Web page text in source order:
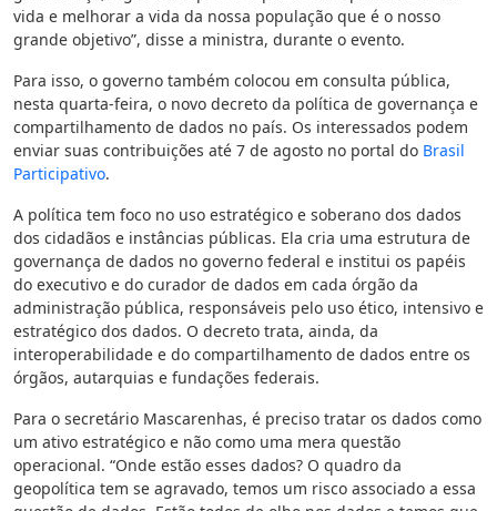
vida e melhorar a vida da nossa população que é o nosso
grande objetivo”, disse a ministra, durante o evento.
Para isso, o governo também colocou em consulta pública,
nesta quarta-feira, o novo decreto da política de governança e
compartilhamento de dados no país. Os interessados podem
enviar suas contribuições até 7 de agosto no portal do Brasil
Participativo.
A política tem foco no uso estratégico e soberano dos dados
dos cidadãos e instâncias públicas. Ela cria uma estrutura de
governança de dados no governo federal e institui os papéis
do executivo e do curador de dados em cada órgão da
administração pública, responsáveis pelo uso ético, intensivo e
estratégico dos dados. O decreto trata, ainda, da
interoperabilidade e do compartilhamento de dados entre os
órgãos, autarquias e fundações federais.
Para o secretário Mascarenhas, é preciso tratar os dados como
um ativo estratégico e não como uma mera questão
operacional. “Onde estão esses dados? O quadro da
geopolítica tem se agravado, temos um risco associado a essa